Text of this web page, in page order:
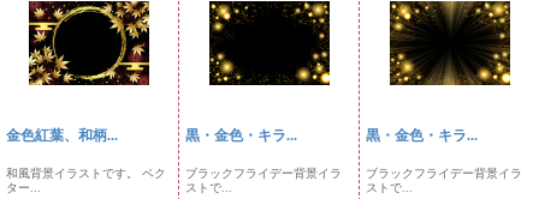
金色紅葉、和柄...
和風背景イラストです。 ベク
ター...
黒・金色・キラ...
ブラックフライデー背景イラ
ストで...
黒・金色・キラ...
ブラックフライデー背景イラ
ストで...